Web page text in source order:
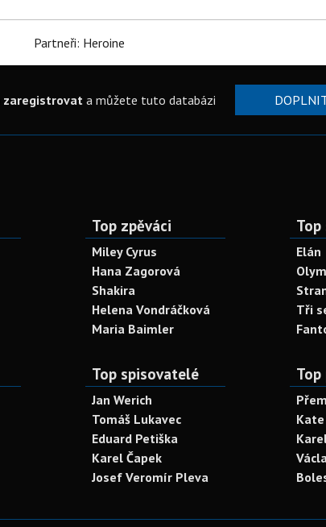
Partneři: Heroine
zaregistrovata můžete tuto databázi
Top zpěváci
Miley Cyrus
Hana Zagorová
Shakira
Helena Vondráčková
Maria Baimler
Elán
Tři
Top spisovatelé
Jan Werich
Tomáš Lukavec
Eduard Petiška
Karel Čapek
Josef Veromír Pleva